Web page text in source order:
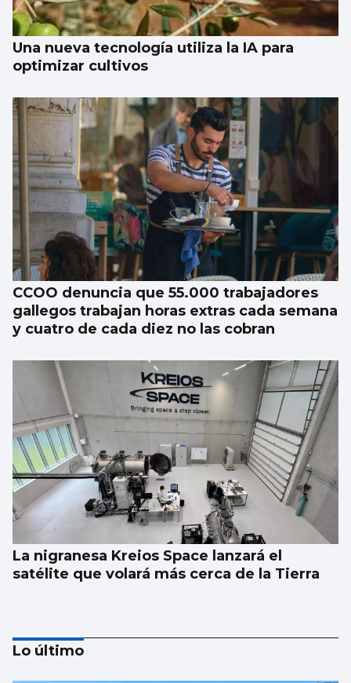
Una nueva tecnología utiliza la IA para
optimizar cultivos
CCOO denuncia que 55.000 trabajadores
gallegos trabajan horas extras cada semana
y cuatro de cada diez no las cobran
La nigranesa Kreios Space lanzará el
satélite que volará más cerca de la Tierra
Lo último